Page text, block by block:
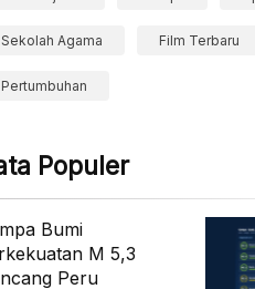
Sekolah Agama Film Terbaru
Pertumbuhan
Populer
Bumi
M 5,3
Peru